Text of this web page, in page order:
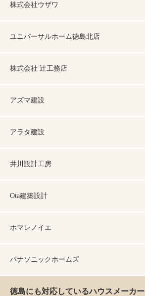
株式会社ウザワ
ユニバーサルホーム徳島北店
株式会社 辻工務店
アズマ建設
アラタ建設
井川設計工房
Ota建築設計
ホマレノイエ
パナソニックホームズ
徳島にも対応しているハウスメーカー